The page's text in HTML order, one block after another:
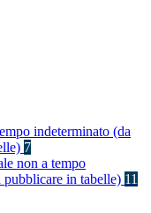
indeterminato (da
7
non a tempo
pubblicare in tabelle) 11